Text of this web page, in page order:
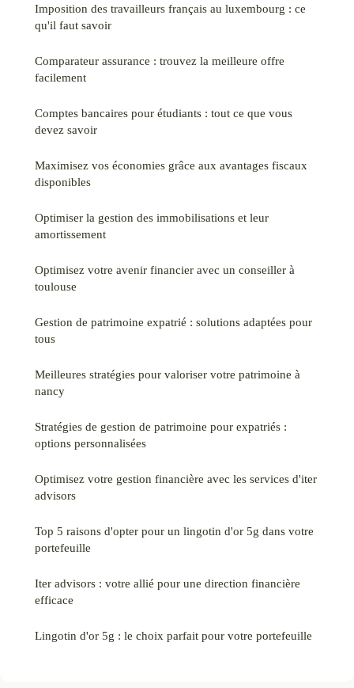
Imposition des travailleurs français au luxembourg : ce
qu'il faut savoir
Comparateur assurance : trouvez la meilleure offre
facilement
Comptes bancaires pour étudiants : tout ce que vous
devez savoir
Maximisez vos économies grâce aux avantages fiscaux
disponibles
Optimiser la gestion des immobilisations et leur
amortissement
Optimisez votre avenir financier avec un conseiller à
toulouse
Gestion de patrimoine expatrié : solutions adaptées pour
tous
Meilleures stratégies pour valoriser votre patrimoine à
nancy
Stratégies de gestion de patrimoine pour expatriés :
options personnalisées
Optimisez votre gestion financière avec les services d'iter
advisors
Top 5 raisons d'opter pour un lingotin d'or 5g dans votre
portefeuille
Iter advisors : votre allié pour une direction financière
efficace
Lingotin d'or 5g : le choix parfait pour votre portefeuille